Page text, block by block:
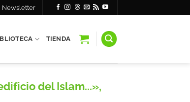
Newsletter
TIENDA
del Islam...»,